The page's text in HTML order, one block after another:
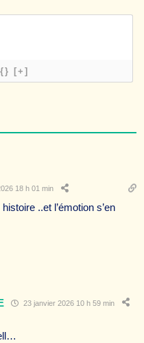
{} [+]
18 h 01 min
..et l’émotion s’en
23 janvier 2026 10 h 59 min